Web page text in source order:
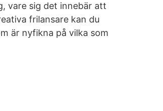
vare sig det innebär att
frilansare kan du
är nyfikna på vilka som